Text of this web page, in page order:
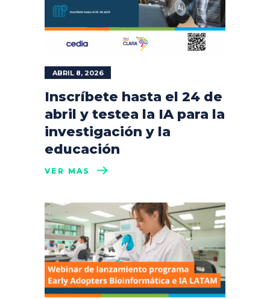
ABRIL 8, 2026
Inscríbete hasta el 24 de
abril y testea la IA para la
investigación y la
educación
VER MÁS